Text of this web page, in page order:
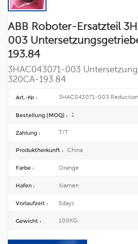
ABB Roboter-Ersatzteil
003
193.84
3HAC043071-003
320CA-193.84
Art.-Nr : 3HAC043071-003
Bestellung (MOQ) : 1
Zahlung : T/T
Produktherkunft : China
Farbe : Orange
Hafen : Xiamen
Vorlaufzeit : 5days
Gewicht : 100KG